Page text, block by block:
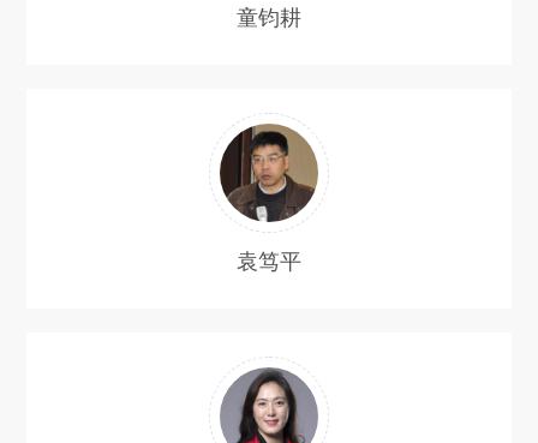
童钧耕
袁笃平